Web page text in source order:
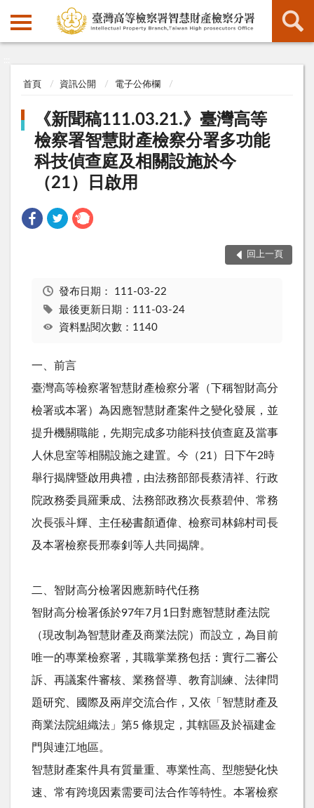
首頁 資訊公開 電子公佈欄
《新聞稿111.03.21.》臺灣高等
檢察署智慧財產檢察分署多功能
科技偵查庭及相關設施於今
（21）日啟用
回上一頁
發布日期： 111-03-22
最後更新日期：111-03-24
資料點閱次數：1140
一、前言
臺灣高等檢察署智慧財產檢察分署（下稱智財高分
檢署或本署）為因應智慧財產案件之變化發展，並
提升機關職能，先期完成多功能科技偵查庭及當事
人休息室等相關設施之建置。今（21）日下午2時
舉行揭牌暨啟用典禮，由法務部部長蔡清祥、行政
院政務委員羅秉成、法務部政務次長蔡碧仲、常務
次長張斗輝、主任秘書顏迺偉、檢察司林錦村司長
及本署檢察長邢泰釗等人共同揭牌。
二、智財高分檢署因應新時代任務
智財高分檢署係於97年7月1日對應智慧財產法院
（現改制為智慧財產及商業法院）而設立，為目前
唯一的專業檢察署，其職掌業務包括：實行二審公
訴、再議案件審核、業務督導、教育訓練、法律問
題研究、國際及兩岸交流合作，又依「智慧財產及
商業法院組織法」第5 條規定，其轄區及於福建金
門與連江地區。
智慧財產案件具有質量重、專業性高、型態變化快
速、常有跨境因素需要司法合作等特性。本署檢察